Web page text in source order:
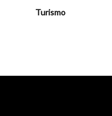
Turismo